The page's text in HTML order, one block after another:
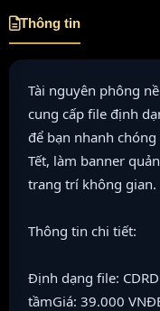
Thông tin
Tài nguyên phông
cung cấp file định
để bạn nhanh
Tết, làm banner
trang trí không gian.
Thông tin chi tiết:
Định dạng file:
tầmGiá: 39.000